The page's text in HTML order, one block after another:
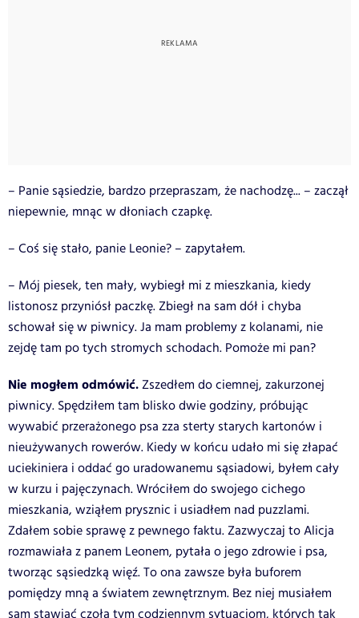
– Panie sąsiedzie, bardzo przepraszam, że nachodzę... – zaczął
niepewnie, mnąc w dłoniach czapkę.
– Coś się stało, panie Leonie? – zapytałem.
– Mój piesek, ten mały, wybiegł mi z mieszkania, kiedy
listonosz przyniósł paczkę. Zbiegł na sam dół i chyba
schował się w piwnicy. Ja mam problemy z kolanami, nie
zejdę tam po tych stromych schodach. Pomoże mi pan?
Nie mogłem odmówić.Zszedłem do ciemnej, zakurzonej
piwnicy. Spędziłem tam blisko dwie godziny, próbując
wywabić przerażonego psa zza sterty starych kartonów i
nieużywanych rowerów. Kiedy w końcu udało mi się złapać
uciekiniera i oddać go uradowanemu sąsiadowi, byłem cały
w kurzu i pajęczynach. Wróciłem do swojego cichego
mieszkania, wziąłem prysznic i usiadłem nad puzzlami.
Zdałem sobie sprawę z pewnego faktu. Zazwyczaj to Alicja
rozmawiała z panem Leonem, pytała o jego zdrowie i psa,
tworząc sąsiedzką więź. To ona zawsze była buforem
pomiędzy mną a światem zewnętrznym. Bez niej musiałem
sam stawiać czoła tym codziennym sytuacjom, których tak